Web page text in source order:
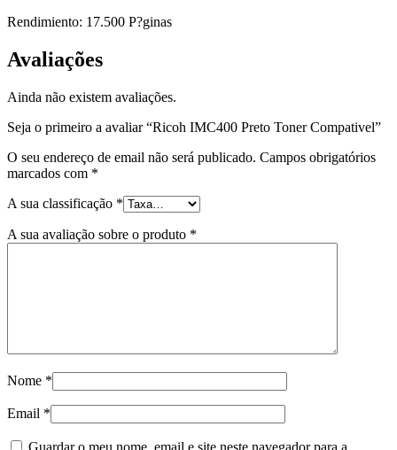
Rendimiento: 17.500 P?ginas
Avaliações
Ainda não existem avaliações.
Seja o primeiro a avaliar “Ricoh IMC400 Preto Toner Compativel”
O seu endereço de email não será publicado. Campos obrigatórios
marcados com *
A sua classificação *
A sua avaliação sobre o produto *
Nome *
Email *
Guardar o meu nome, email e site neste navegador para a